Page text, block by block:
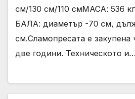
см/130 см/110 смМАСА: 536
БАЛА: диаметър -70 см,
см.Сламопресата е закупена
две години. Техническото и…